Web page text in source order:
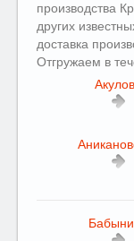
производства
других
доставка
Отгружаем в